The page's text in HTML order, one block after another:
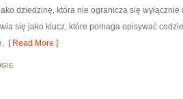
dziedzinę, która nie ogranicza się
się jako klucz, które pomaga opisywać
[ Read More ]